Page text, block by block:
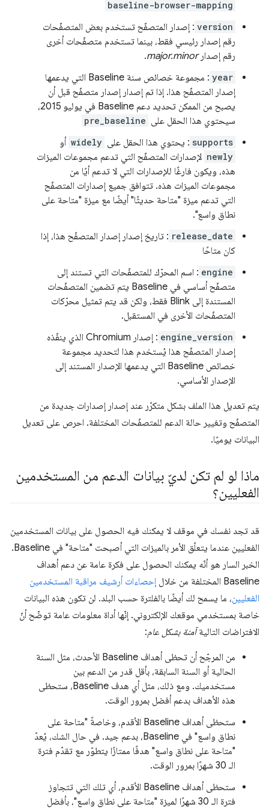
baseline-browser-mapping
version : إصدار المتصفّح تستخدم بعض المتصفّحات
رقم إصدار رئيسي فقط، بينما تستخدم متصفّحات أخرى
رقم إصدارmajor.minor
.
year
: مجموعة خصائص سنة Baseline التي يدعمها
إصدار المتصفّح هذا. إذا تم إصدار إصدار متصفّح قبل أن
يصبح من الممكن تحديد دعم Baseline في يوليو 2015،
سيحتوي هذا الحقل على pre_baseline
supports : يحتوي هذا الحقل على widely أو
newly لإصدارات المتصفّح التي تدعم مجموعات الميزات
هذه، ويكون فارغًا للإصدارات التي لا تدعم أيًا من
مجموعات الميزات هذه. تتوافق جميع إصدارات المتصفّح
التي تدعم ميزة "متاحة حديثًا" أيضًا مع ميزة "متاحة على
نطاق واسع".
release_date : تاريخ إصدار إصدار المتصفّح هذا، إذا
كان متاحًا
engine : اسم المحرّك للمتصفّحات التي تستند إلى
متصفّح أساسي في Baseline يتم تضمين المتصفّحات
المستندة إلى Blink فقط، ولكن قد يتم تمثيل محرّكات
المتصفّحات الأخرى في المستقبل.
engine_version
: إصدار Chromium الذي ينفّذه
إصدار المتصفّح هذا يُستخدم هذا لتحديد مجموعة
خصائص Baseline التي يدعمها الإصدار المستند إلى
الإصدار الأساسي.
يتم تعديل هذا الملف بشكل متكرّر عند إصدار إصدارات جديدة من
المتصفّح وتغيير حالة الدعم للمتصفّحات المختلفة. احرص على تعديل
البيانات يوميًا.
ماذا لو لم تكن لديّ بيانات الدعم من المستخدمين
الفعليين؟
قد تجد نفسك في موقف لا يمكنك فيه الحصول على بيانات المستخدمين
الفعليين عندما يتعلّق الأمر بالميزات التي أصبحت "متاحة" في Baseline.
الخبر السار هو أنّه يمكنك الحصول على فكرة عامة عن دعم أهداف
Baseline المختلفة من خلال
إحصاءات أرشيف مراقبة المستخدمين
الفعليين، ما يسمح لك أيضًا بالفلترة حسب البلد. لن تكون هذه البيانات
خاصة بمستخدمي موقعك الإلكتروني. إنّها أداة معلومات عامة توضّح أنّ
الافتراضات التاليةآمنة بشكل عام:
من المرجّح أن تحظى أهداف Baseline الأحدث، مثل السنة
الحالية أو السنة السابقة، بأقل قدر من الدعم بين
مستخدميك. ومع ذلك، مثل أي هدف Baseline، ستحظى
هذه الأهداف بدعم أفضل بمرور الوقت.
ستحظى أهداف Baseline الأقدم، وخاصةً "متاحة على
نطاق واسع" في Baseline، بدعم جيد. في حال الشك، يُعدّ
"متاحة على نطاق واسع" هدفًا ممتازًا يتطوّر مع تقدّم فترة
الـ 30 شهرًا بمرور الوقت.
ستحظى أهداف Baseline الأقدم، أي تلك التي تتجاوز
فترة الـ 30 شهرًا لميزة "متاحة على نطاق واسع"، بأفضل